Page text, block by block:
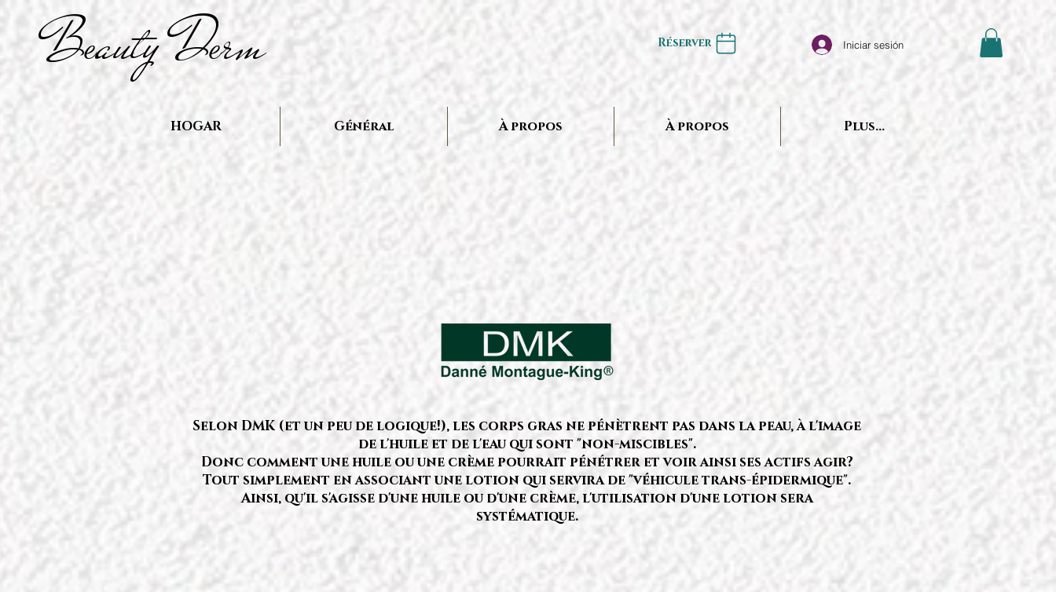
Beauty Derm Réserver Iniciar sesión
HOGAR Général À propos À propos Plus...
Selon DMK (et un peu de logique!), les corps gras ne pénètrent pas dans la peau, à l'image
de l'huile et de l'eau qui sont "non-miscibles".
Donc comment une huile ou une crème pourrait pénétrer et voir ainsi ses actifs agir?
Tout simplement en associant une lotion qui servira de "véhicule trans-épidermique".
Ainsi, qu'il s'agisse d'une huile ou d'une crème, l'utilisation d'une lotion sera
systématique.